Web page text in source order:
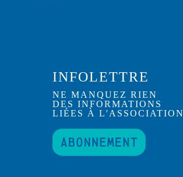
INFOLETTRE
NE MANQUEZ RIEN
DES INFORMATIONS
LIÉES À L'ASSOCIATION